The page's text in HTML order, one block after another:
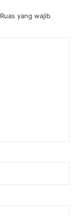
Ruas yang wajib